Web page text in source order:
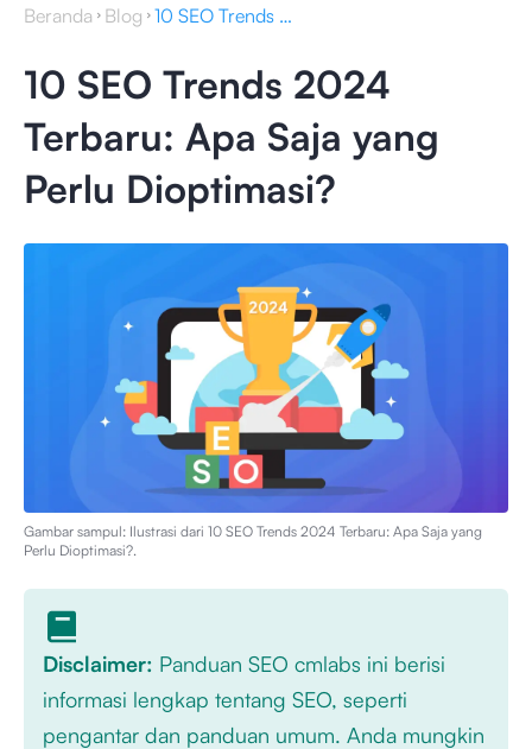
Beranda Blog 10 SEO Trends 2024 Terbaru: Apa Saja yang Perlu Dioptimasi?
10 SEO Trends 2024
Terbaru: Apa Saja yang
Perlu Dioptimasi?
Gambar sampul: Ilustrasi dari 10 SEO Trends 2024 Terbaru: Apa Saja yang
Perlu Dioptimasi?.
Disclaimer: Panduan SEO cmlabs ini berisi
informasi lengkap tentang SEO, seperti
pengantar dan panduan umum. Anda mungkin